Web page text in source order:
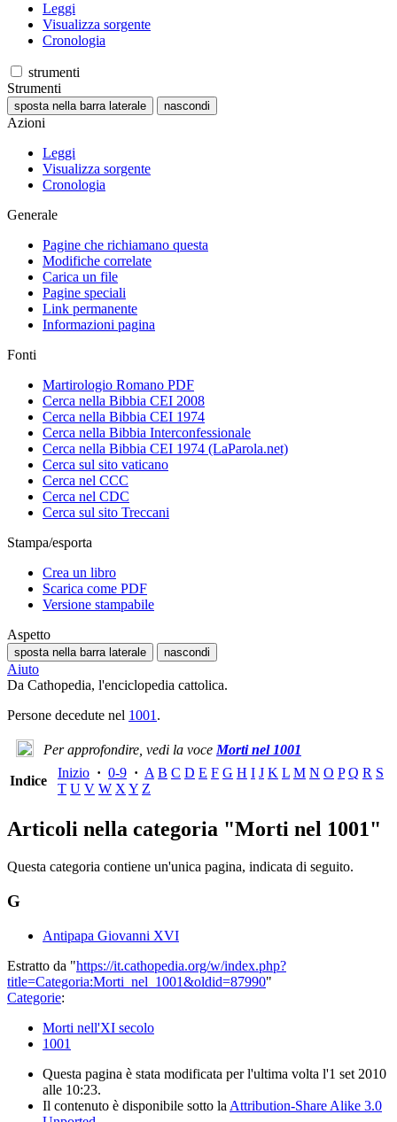
Leggi
Visualizza sorgente
Cronologia
strumenti
Strumenti
sposta nella barra laterale nascondi
Azioni
Leggi
Visualizza sorgente
Cronologia
Generale
Pagine che richiamano questa
Modifiche correlate
Carica un file
Pagine speciali
Link permanente
Informazioni pagina
Fonti
Martirologio Romano PDF
Cerca nella Bibbia CEI 2008
Cerca nella Bibbia CEI 1974
Cerca nella Bibbia Interconfessionale
Cerca nella Bibbia CEI 1974 (LaParola.net)
Cerca sul sito vaticano
Cerca nel CCC
Cerca nel CDC
Cerca sul sito Treccani
Stampa/esporta
Crea un libro
Scarica come PDF
Versione stampabile
Aspetto
sposta nella barra laterale nascondi
Aiuto
Da Cathopedia, l'enciclopedia cattolica.
Persone decedute nel 1001.
Per approfondire, vedi la voceMorti nel 1001
Indice
Inizio · 0-9 · A B C D E F G H I J K L M N O P Q R S
T U V W XY Z
Articoli nella categoria "Morti nel 1001"
Questa categoria contiene un'unica pagina, indicata di seguito.
G
Antipapa Giovanni XVI
Estratto da "https://it.cathopedia.org/w/index.php?
title=Categoria:Morti_nel_1001&oldid=87990"
Categorie:
Morti nell'XI secolo
1001
Questa pagina è stata modificata per l'ultima volta l'1 set 2010
alle 10:23.
Il contenuto è disponibile sotto la Attribution-Share Alike 3.0